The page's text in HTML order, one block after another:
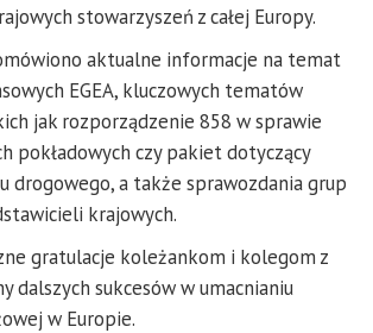
stowarzyszeń z całej Europy.
aktualne informacje na temat
EGEA, kluczowych tematów
jak rozporządzenie 858 w sprawie
pokładowych czy pakiet dotyczący
drogowego, a także sprawozdania grup
krajowych.
gratulacje koleżankom i kolegom z
dalszych sukcesów w umacnianiu
w Europie.